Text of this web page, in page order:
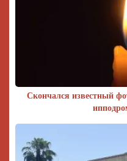
Скончался известный